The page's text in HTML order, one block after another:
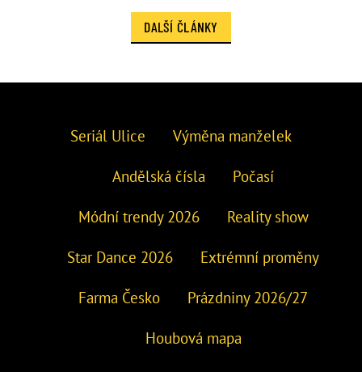
DALŠÍ ČLÁNKY
Seriál Ulice Výměna manželek
Andělská čísla Počasí
Módní trendy 2026 Reality show
Star Dance 2026 Extrémní proměny
Farma Česko Prázdniny 2026/27
Houbová mapa